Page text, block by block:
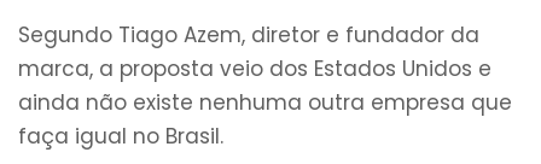
Segundo Tiago Azem, diretor e fundador da
marca, a proposta veio dos Estados Unidos e
ainda não existe nenhuma outra empresa que
faça igual no Brasil.